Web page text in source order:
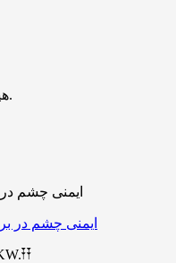
هیچ محصولی در سبد خرید نیست.
ایمنی چشم